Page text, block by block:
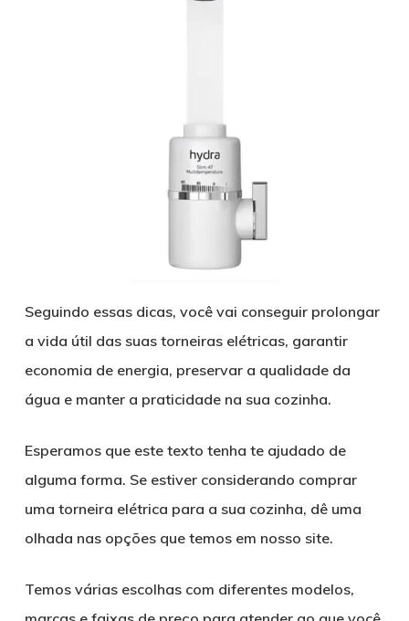
Seguindo essas dicas, você vai conseguir prolongar
a vida útil das suas torneiras elétricas, garantir
economia de energia, preservar a qualidade da
água e manter a praticidade na sua cozinha.
Esperamos que este texto tenha te ajudado de
alguma forma. Se estiver considerando comprar
uma torneira elétrica para a sua cozinha, dê uma
olhada nas opções que temos em nosso site.
Temos várias escolhas com diferentes modelos,